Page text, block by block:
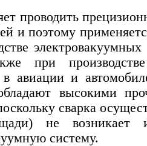
проводить
и поэтому
электровакуумных
при
авиации и
высокими
сварка
не возникает
систему.